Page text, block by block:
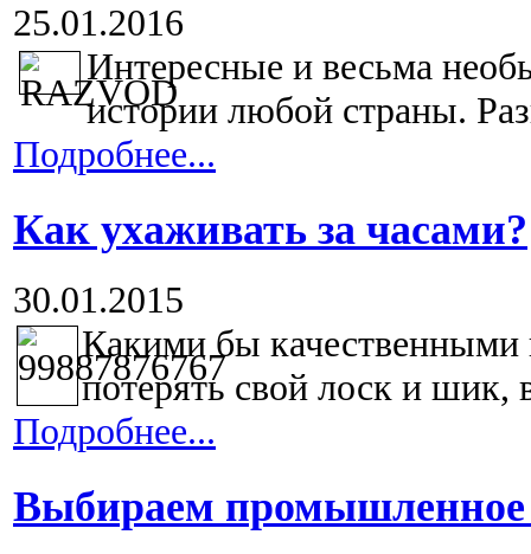
25.01.2016
Интересные и весьма
истории любой страны.
Подробнее...
Как ухаживать за часами?
30.01.2015
Какими бы
потерять свой лоск и шик,
Подробнее...
Выбираем промышленное